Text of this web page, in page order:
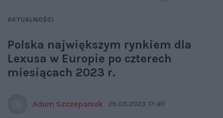
AKTUALNOŚCI
Polska największym rynkiem dla
Lexusa w Europie po czterech
miesiącach 2023 r.
Adam Szczepaniak 29.05.2023 17:40